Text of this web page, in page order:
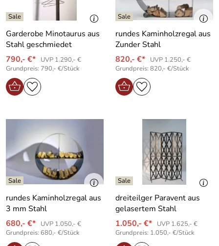
Garderobe Minotaurus aus
Stahl geschmiedet
790,- €*
UVP 1.290,- €
Grundpreis: 790,- €/Stück
rundes Kaminholzregal aus
Zunder Stahl
820,- €*
UVP 1.250,- €
Grundpreis: 820,- €/Stück
rundes Kaminholzregal aus
3 mm Stahl
680,- €*
UVP 1.050,- €
Grundpreis: 680,- €/Stück
dreiteilger Paravent aus
gelasertem Stahl
1.050,- €*
UVP 1.625,- €
Grundpreis: 1.050,- €/Stück